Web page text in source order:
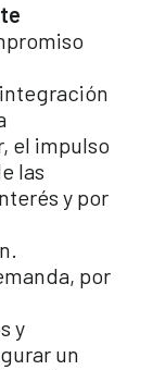
el impulso
las
y por
por
y
un